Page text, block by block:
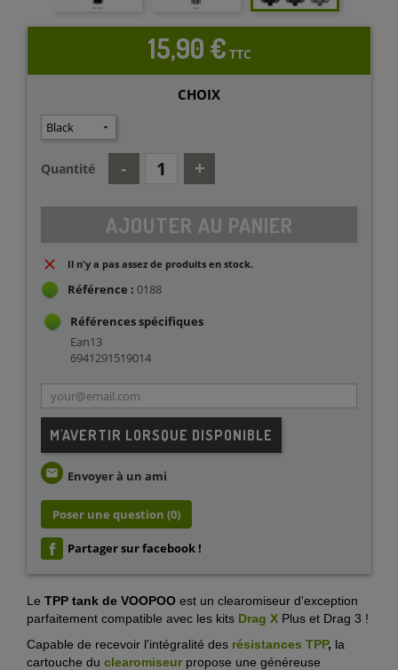
15,90 € TTC
CHOIX
Quantité
AJOUTER AU PANIER
Il n'y a pas assez de produits en stock.
Référence : 0188
Références spécifiques
Ean13
6941291519014
M'AVERTIR LORSQUE DISPONIBLE
email Envoyer à un ami
Poser une question (0)
Partager sur facebook !
Le TPP tank de VOOPOO est un clearomiseur d'exception
parfaitement compatible avec les kits Drag X Plus et Drag 3 !
Capable de recevoir l'intégralité des résistances TPP, la
cartouche du clearomiseur propose une généreuse